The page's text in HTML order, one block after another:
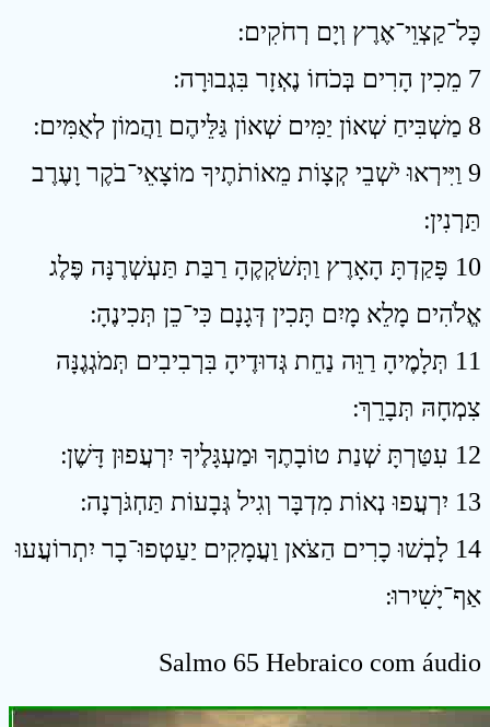
כָּל־קַצְוֵי־אֶרֶץ וְיָם רְחֹקִים ׃
7 מֵכִין הָרִים בְּכֹחוֹ נֶאְזָר בִּגְבוּרָה ׃
8 מַשְׁבִּיחַ שְׁאוֹן יַמִּים שְׁאוֹן גַּלֵּיהֶם וַהֲמוֹן לְאֻמִּים ׃
9 וַיִּירְאוּ יֹשְׁבֵי קְצָוֹת מֵאוֹתֹתֶיךָ מוֹצָאֵי־בֹקֶר וָעֶרֶב
תַּרְנִין ׃
10 פָּקַדְתָּ הָאָרֶץ וַתְּשֹׁקְקֶהָ רַבַּת תַּעְשְׁרֶנָּה פֶּלֶג
אֱלֹהִים מָלֵא מָיִם תָּכִין דְּגָנָם כִּי־כֵן תְּכִינֶהָ ׃
11 תְּלָמֶיהָ רַוֵּה נַחֵת גְּדוּדֶיהָ בִּרְבִיבִים תְּמֹגְגֶנָּה
צִמְחָהּ תְּבָרֵךְ ׃
12 עִטַּרְתָּ שְׁנַת טוֹבָתֶךָ וּמַעְגָּלֶיךָ יִרְעֲפוּן דָּשֶׁן ׃
13 יִרְעֲפוּ נְאוֹת מִדְבָּר וְגִיל גְּבָעוֹת תַּחְגֹּרְנָה ׃
14 לָבְשׁוּ כָרִים הַצֹּאן וַעֲמָקִים יַעַטְפוּ־בָר יִתְרוֹעֲעוּ
אַף־יָשִׁירוּ ׃
Salmo 65 Hebraico com áudio